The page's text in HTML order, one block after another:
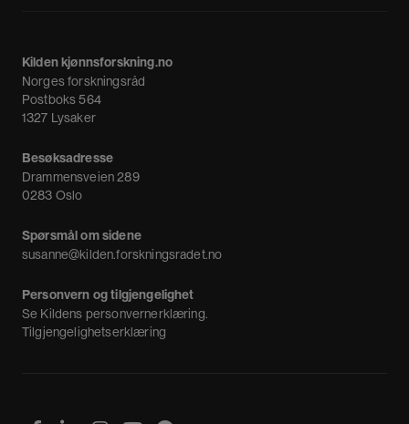
Nyheter
Nyhetsbrev
Kilden kjønnsforskning.no
Norges forskningsråd
Postboks 564
1327 Lysaker
Besøksadresse
Drammensveien 289
0283 Oslo
Spørsmål om sidene
susanne@kilden.forskningsradet.no
Personvern og tilgjengelighet
Se Kildens personvernerklæring.
Tilgjengelighetserklæring